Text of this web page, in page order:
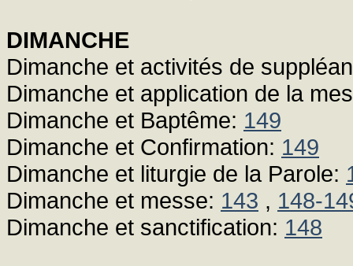
DIMANCHE
Dimanche et activités de
Dimanche et application de la
Dimanche et Baptême: 149
Dimanche et Confirmation: 149
Dimanche et liturgie de la Parole:
Dimanche et messe: 143 , 148-
Dimanche et sanctification: 148